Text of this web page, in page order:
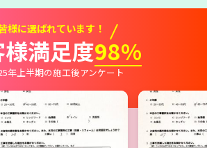
様に選ばれています！
満足度98%
年上半期の施工後アンケート